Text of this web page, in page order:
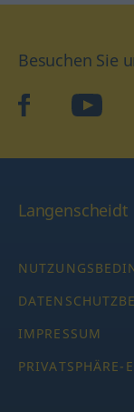
Besuchen Sie
facebookYouTube
Langenscheidt
IMPRESSUM
PRIVATSPHÄRE-